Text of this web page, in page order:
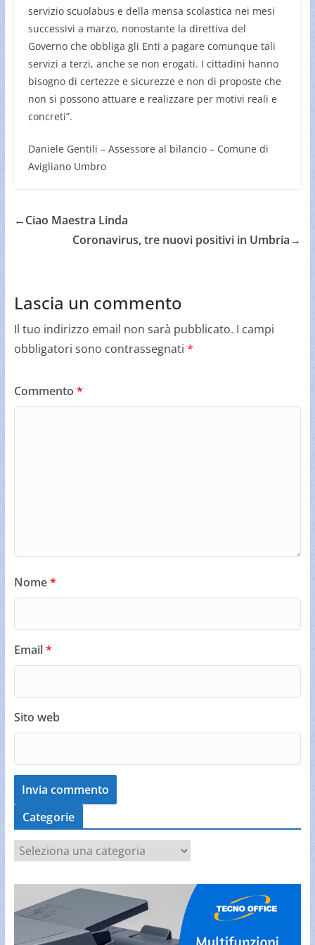
servizio scuolabus e della mensa scolastica nei mesi
successivi a marzo, nonostante la direttiva del
Governo che obbliga gli Enti a pagare comunque tali
servizi a terzi, anche se non erogati. I cittadini hanno
bisogno di certezze e sicurezze e non di proposte che
non si possono attuare e realizzare per motivi reali e
concreti”.
Daniele Gentili – Assessore al bilancio – Comune di
Avigliano Umbro
←Ciao Maestra Linda
Coronavirus, tre nuovi positivi in Umbria→
Lascia un commento
Il tuo indirizzo email non sarà pubblicato. I campi
obbligatori sono contrassegnati *
Commento *
Nome*
Email*
Sito web
Categorie
a
t
g